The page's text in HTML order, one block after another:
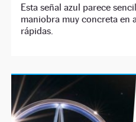
Esta señal azul parece
maniobra muy concreta en
rápidas.